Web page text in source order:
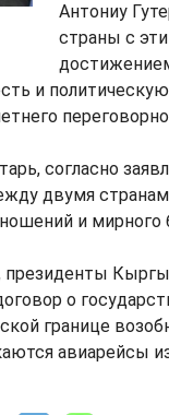
Антониу
страны с
и
согласно
двумя
и мирного
о
границе
авиарейсы